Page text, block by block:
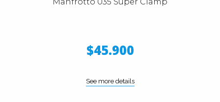
$45.900
See more details